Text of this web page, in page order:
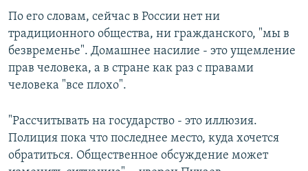
По его словам, сейчас в России нет ни
традиционного общества, ни гражданского, "мы в
безвременье". Домашнее насилие - это ущемление
прав человека, а в стране как раз с правами
человека "все плохо".
"Рассчитывать на государство - это иллюзия.
Полиция пока что последнее место, куда хочется
обратиться. Общественное обсуждение может